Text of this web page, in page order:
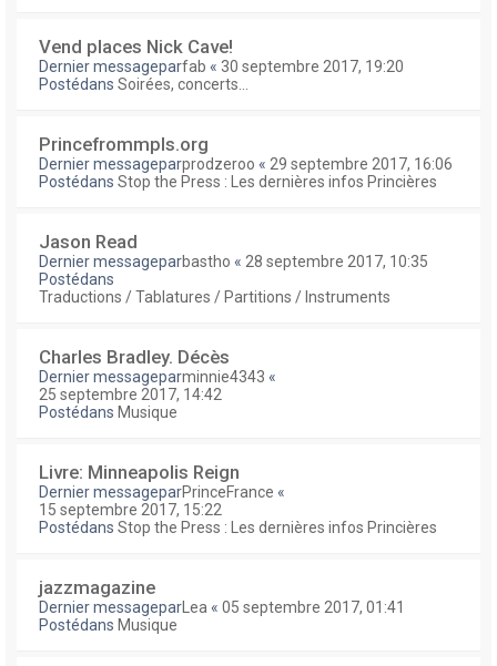
Vend places Nick Cave!
Dernier messageparfab « 30 septembre 2017, 19:20
Postédans Soirées, concerts...
Princefrommpls.org
Dernier messageparprodzeroo « 29 septembre 2017, 16:06
Postédans Stop the Press : Les dernières infos Princières
Jason Read
Dernier messageparbastho « 28 septembre 2017, 10:35
Postédans
Traductions / Tablatures / Partitions / Instruments
Charles Bradley. Décès
Dernier messageparminnie4343 «
25 septembre 2017, 14:42
Postédans Musique
Livre: Minneapolis Reign
Dernier messageparPrinceFrance «
15 septembre 2017, 15:22
Postédans Stop the Press : Les dernières infos Princières
jazzmagazine
Dernier messagepar Lea « 05 septembre 2017, 01:41
Postédans Musique